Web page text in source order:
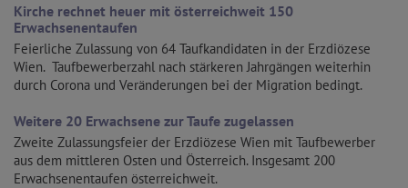
Kirche rechnet heuer mit österreichweit 150
Erwachsenentaufen
Feierliche Zulassung von 64 Taufkandidaten in der Erzdiözese
Wien. Taufbewerberzahl nach stärkeren Jahrgängen weiterhin
durch Corona und Veränderungen bei der Migration bedingt.
Weitere 20 Erwachsene zur Taufe zugelassen
Zweite Zulassungsfeier der Erzdiözese Wien mit Taufbewerber
aus dem mittleren Osten und Österreich. Insgesamt 200
Erwachsenentaufen österreichweit.